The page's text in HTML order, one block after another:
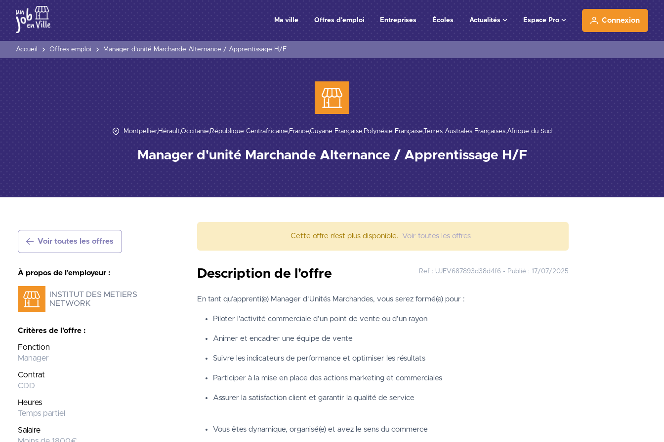
Ma ville Offres d'emploi Entreprises Écoles Actualités Espace Pro Connexion
Accueil Offres emploi Manager d'unité Marchande Alternance / Apprentissage H/F
Montpellier,Hérault,Occitanie,République Centrafricaine,France,Guyane Française,Polynésie Française,Terres Australes Françaises,Afrique du Sud
Manager d'unité Marchande Alternance / Apprentissage H/F
Voir toutes les offres
À propos de l'employeur :
INSTITUT DES METIERS
NETWORK
Critères de l'offre :
Fonction
Manager
Contrat
CDD
Heures
Temps partiel
Salaire
Cette offre n’est plus disponible. Voir toutes les offres
Description de l'offre Ref : UJEV687893d38d4f6- Publié : 17/07/2025
En tant qu’apprenti(e) Manager d’Unités Marchandes, vous serez formé(e) pour :
Piloter l’activité commerciale d’un point de vente ou d’un rayon
Animer et encadrer une équipe de vente
Suivre les indicateurs de performance et optimiser les résultats
Participer à la mise en place des actions marketing et commerciales
Assurer la satisfaction client et garantir la qualité de service
Vous êtes dynamique, organisé(e) et avez le sens du commerce